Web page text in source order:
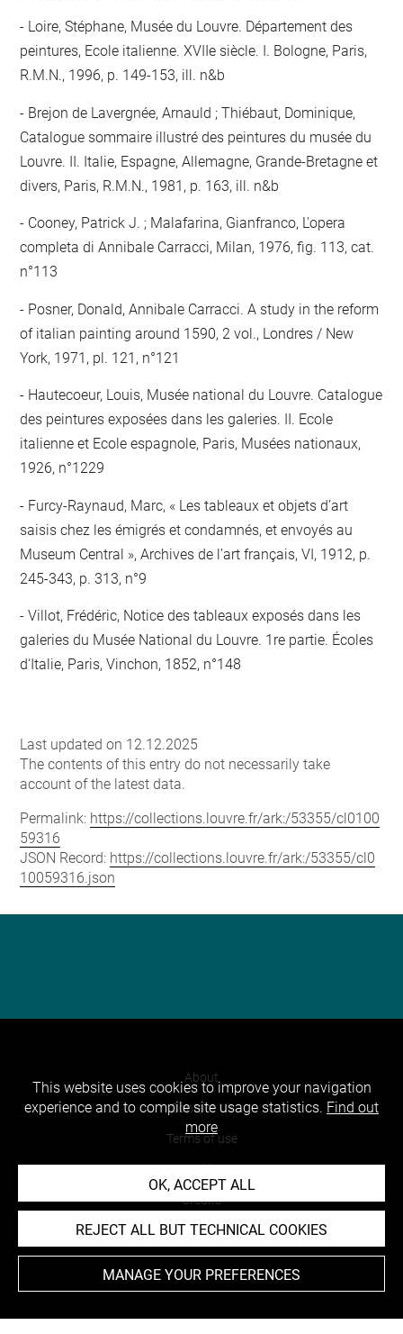
Loire, Stéphane, Musée du Louvre. Département des
peintures, Ecole italienne. XVIIe siècle. I. Bologne, Paris,
R.M.N., 1996, p. 149-153, ill. n&b
Brejon de Lavergnée, Arnauld ; Thiébaut, Dominique,
Catalogue sommaire illustré des peintures du musée du
Louvre. II. Italie, Espagne, Allemagne, Grande-Bretagne et
divers, Paris, R.M.N., 1981, p. 163, ill. n&b
Cooney, Patrick J. ; Malafarina, Gianfranco, L'opera
completa di Annibale Carracci, Milan, 1976, fig. 113, cat.
n°113
Posner, Donald, Annibale Carracci. A study in the reform
of italian painting around 1590, 2 vol., Londres / New
York, 1971, pl. 121, n°121
Hautecoeur, Louis, Musée national du Louvre. Catalogue
des peintures exposées dans les galeries. II. Ecole
italienne et Ecole espagnole, Paris, Musées nationaux,
1926, n°1229
Furcy-Raynaud, Marc, « Les tableaux et objets d’art
saisis chez les émigrés et condamnés, et envoyés au
Museum Central », Archives de l’art français, VI, 1912, p.
245-343, p. 313, n°9
Villot, Frédéric, Notice des tableaux exposés dans les
galeries du Musée National du Louvre. 1re partie. Écoles
d'Italie, Paris, Vinchon, 1852, n°148
Last updated on 12.12.2025
The contents of this entry do not necessarily take
account of the latest data.
Permalink: https://collections.louvre.fr/ark:/53355/cl0100
59316
JSON Record: https://collections.louvre.fr/ark:/53355/cl0
10059316.json
About
Contact Us
Terms of use
Cookies
Credits
Accessibility : non compliant
This website uses cookies to improve your navigation
experience and to compile site usage statistics. Find out
more
OK, ACCEPT ALL
REJECT ALL BUT TECHNICAL COOKIES
MANAGE YOUR PREFERENCES